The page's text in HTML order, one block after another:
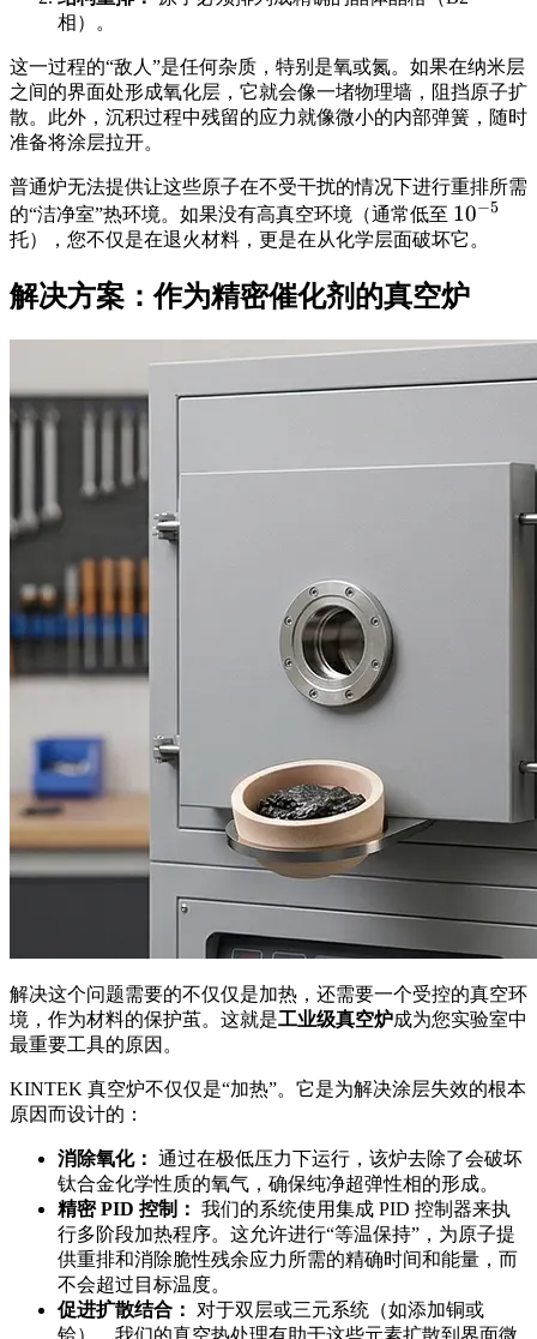
相）。
这一过程的“敌人”是任何杂质，特别是氧或氮。如果在纳米层
之间的界面处形成氧化层，它就会像一堵物理墙，阻挡原子扩
散。此外，沉积过程中残留的应力就像微小的内部弹簧，随时
准备将涂层拉开。
普通炉无法提供让这些原子在不受干扰的情况下进行重排所需
的“洁净室”热环境。如果没有高真空环境（通常低至 10^{-5}
10−5
托），您不仅是在退火材料，更是在从化学层面破坏它。
解决方案：作为精密催化剂的真空炉
解决这个问题需要的不仅仅是加热，还需要一个受控的真空环
境，作为材料的保护茧。这就是工业级真空炉成为您实验室中
最重要工具的原因。
KINTEK 真空炉不仅仅是“加热”。它是为解决涂层失效的根本
原因而设计的：
消除氧化： 通过在极低压力下运行，该炉去除了会破坏
钛合金化学性质的氧气，确保纯净超弹性相的形成。
精密 PID 控制： 我们的系统使用集成 PID 控制器来执
行多阶段加热程序。这允许进行“等温保持”，为原子提
供重排和消除脆性残余应力所需的精确时间和能量，而
不会超过目标温度。
促进扩散结合：
对于双层或三元系统（如添加铜或
铪），我们的真空热处理有助于这些元素扩散到界面微